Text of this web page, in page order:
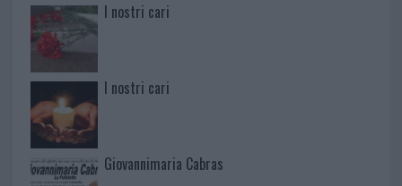
I nostri cari
I nostri cari
Giovannimaria Cabras